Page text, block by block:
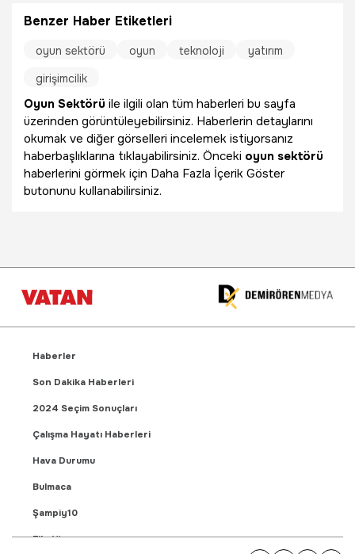
Benzer Haber Etiketleri
oyun sektörü oyun teknoloji
yatırım
girişimcilik
Oyun Sektörü ile ilgili olan tüm haberleri bu sayfa
üzerinden görüntüleyebilirsiniz. Haberlerin detaylarını
okumak ve diğer görselleri incelemek istiyorsanız
haberbaşlıklarına tıklayabilirsiniz. Önceki oyun sektörü
haberlerini görmek için Daha Fazla İçerik Göster
butonunu kullanabilirsiniz.
Haberler
Son Dakika Haberleri
2024 Seçim Sonuçları
Çalışma Hayatı Haberleri
Hava Durumu
Bulmaca
Şampiy10
Fikstür